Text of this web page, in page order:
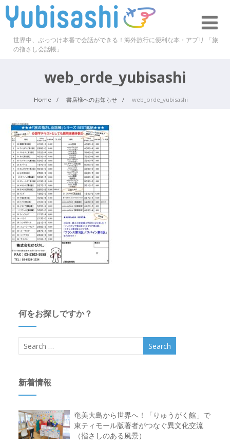
世界中、ぶっつけ本番で会話ができる！海外旅行に便利な本・アプリ 「旅
の指さし会話帳」
web_orde_yubisashi
Home 書店様へのお知らせ web_orde_yubisashi
何をお探しですか？
新着情報
奄美大島から世界へ！「りゅうがく館」で
東ティモール版著者がつなぐ異文化交流
（指さしのある風景）